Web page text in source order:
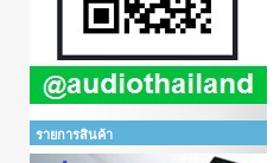
รายการสินค้า